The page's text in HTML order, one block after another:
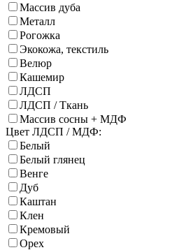
Массив дуба
Металл
Рогожка
Экокожа, текстиль
Велюр
Кашемир
ЛДСП
ЛДСП / Ткань
Массив сосны + МДФ
Цвет ЛДСП / МДФ:
Белый
Белый глянец
Венге
Дуб
Каштан
Клен
Кремовый
Орех